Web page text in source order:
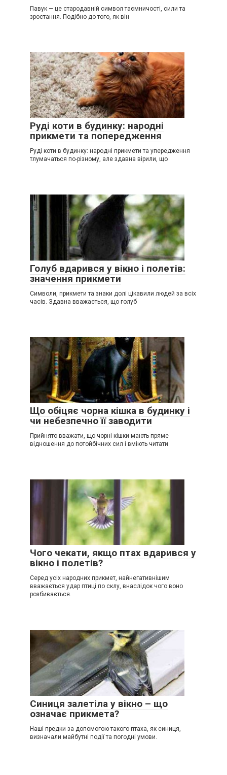
Павук — це стародавній символ таємничості, сили та
зростання. Подібно до того, як він
Руді коти в будинку: народні
прикмети та попередження
Руді коти в будинку: народні прикмети та упередження
тлумачаться по-різному, але здавна вірили, що
Голуб вдарився у вікно і полетів:
значення прикмети
Символи, прикмети та знаки долі цікавили людей за всіх
часів. Здавна вважається, що голуб
Що обіцяє чорна кішка в будинку і
чи небезпечно її заводити
Прийнято вважати, що чорні кішки мають пряме
відношення до потойбічних сил і вміють читати
Чого чекати, якщо птах вдарився у
вікно і полетів?
Серед усіх народних прикмет, найнегативнішим
вважається удар птиці по склу, внаслідок чого воно
розбивається.
Синиця залетіла у вікно – що
означає прикмета?
Наші предки за допомогою такого птаха, як синиця,
визначали майбутні події та погодні умови.